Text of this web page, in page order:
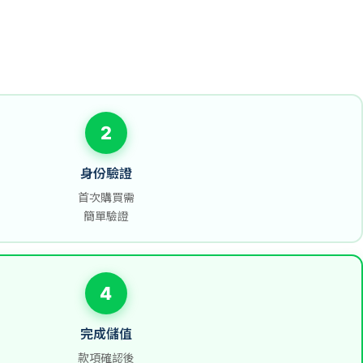
2
身份驗證
首次購買需
簡單驗證
4
完成儲值
款項確認後